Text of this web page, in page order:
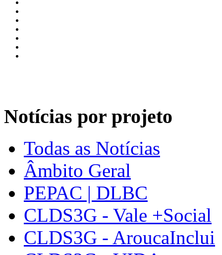
Notícias por projeto
Todas as Notícias
Âmbito Geral
PEPAC | DLBC
CLDS3G - Vale +Social
CLDS3G - AroucaInclui